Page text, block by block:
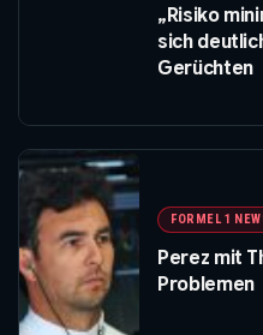
„Risiko
sich
Gerüchten
FORMEL 1
Perez mit
Problemen